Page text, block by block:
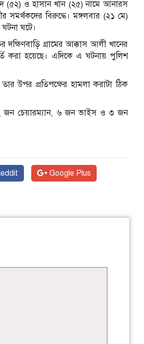
(৫২) ও হাসান খান (২৫) নামে আনারস
সমর্থকদের বিরুদ্ধে। মঙ্গলবার (২১ মে)
ঘটে।
গ্রামের আক্কাস আলী খানের
করা হয়েছে। এদিকে এ ঘটনায় পুলিশ
উপর প্রতিপক্ষের হামলা করাটা ঠিক
২ জন চেয়ারম্যান, ৬ জন ভাইস ও ৩ জন
Google Plus